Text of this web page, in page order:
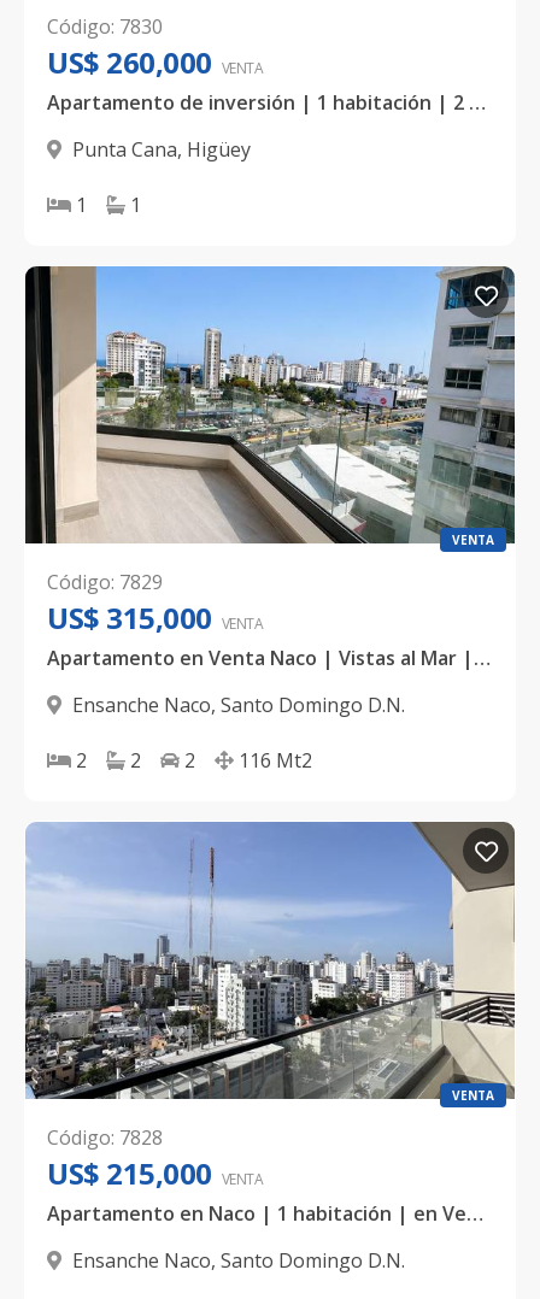
Código: 7830
US$ 260,000 VENTA
Apartamento de inversión | 1 habitación | 2 niveles | Terraza privada
Punta Cana, Higüey
1 1
VENTA
Código: 7829
US$ 315,000 VENTA
Apartamento en Venta Naco | Vistas al Mar | 2 Habitaciones
Ensanche Naco, Santo Domingo D.N.
2 2 2 116 Mt2
VENTA
Código: 7828
US$ 215,000 VENTA
Apartamento en Naco | 1 habitación | en Venta
Ensanche Naco, Santo Domingo D.N.